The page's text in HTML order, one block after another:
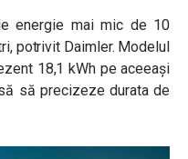
energie mai mic de 10
potrivit Daimler. Modelul
18,1 kWh pe aceeași
să precizeze durata de